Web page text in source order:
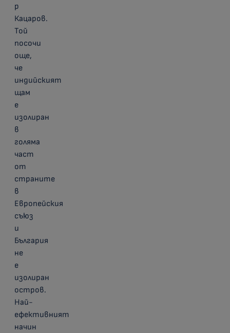
р
Кацаров.
Той
посочи
още,
че
индийският
щам
е
изолиран
в
голяма
част
от
страните
в
Европейския
съюз
и
България
не
е
изолиран
остров.
Най-
ефективният
начин